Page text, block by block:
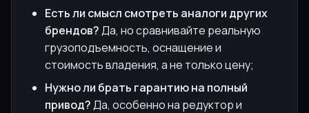
Есть ли смысл смотреть аналоги других
брендов?Да, но сравнивайте реальную
грузоподъемность, оснащение и
стоимость владения, а не только цену;
Нужно ли брать гарантию на полный
привод?Да, особенно на редуктор и